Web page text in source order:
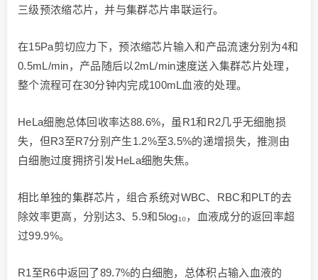
三级预浓缩芯片，并与集群芯片串联运行。
在15Pa剪切应力下，预浓缩芯片输入和产品流速分别为4和
0.5mL/min，产品随后以2mL/min速度送入集群芯片处理，
整个流程可在30分钟内完成100mL血液的处理。
HeLa细胞总体回收率达88.6%，虽R1和R2几乎无细胞损
失，但R3至R7分别产生1.2%至3.5%的递增损失，推测由
白细胞过度拥挤引发HeLa细胞失焦。
相比单独的集群芯片，组合系统对WBC、RBC和PLT的去
除效率更高，分别达3、5.9和5log₁₀，血液成分的返回率超
过99.9%。
R1至R6中返回了89.7%的白细胞，总体积占输入血液的